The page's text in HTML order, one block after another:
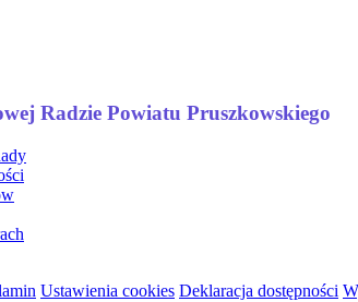
Radzie Powiatu Pruszkowskiego
Ustawienia cookies Deklaracja dostępności